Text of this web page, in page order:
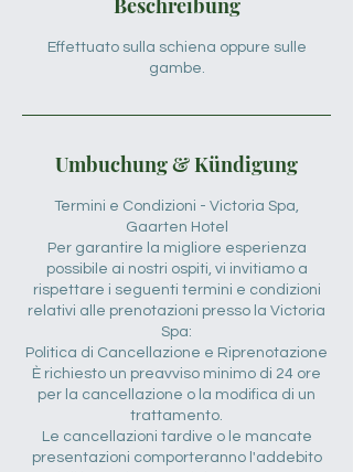
Beschreibung
Effettuato sulla schiena oppure sulle
gambe.
Umbuchung & Kündigung
Termini e Condizioni - Victoria Spa,
Gaarten Hotel
Per garantire la migliore esperienza
possibile ai nostri ospiti, vi invitiamo a
rispettare i seguenti termini e condizioni
relativi alle prenotazioni presso la Victoria
Spa:
Politica di Cancellazione e Riprenotazione
È richiesto un preavviso minimo di 24 ore
per la cancellazione o la modifica di un
trattamento.
Le cancellazioni tardive o le mancate
presentazioni comporteranno l'addebito